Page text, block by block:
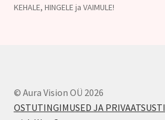
KEHALE, HINGELE ja VAIMULE!
© Aura Vision OÜ 2026
OSTUTINGIMUSED JA